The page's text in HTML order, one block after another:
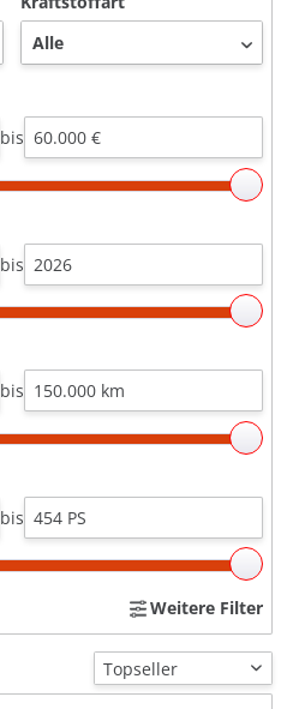
bis
bis
bis
bis
Weitere Filter